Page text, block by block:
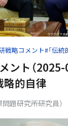
戦略コメント#「伝
ント（2025-
略的自律
題研究所研究員）